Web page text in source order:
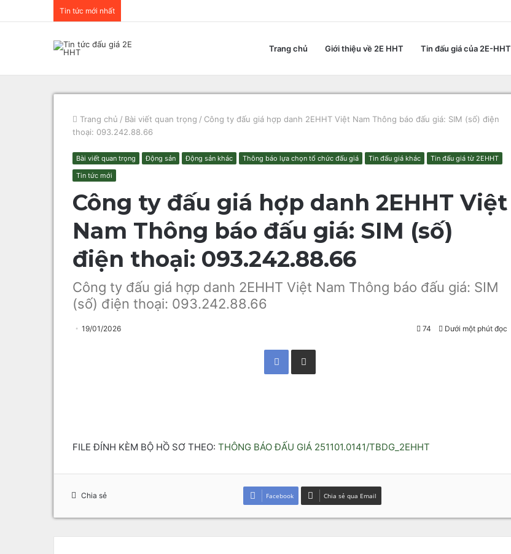
Tin tức mới nhất
Trang chủ Giới thiệu về 2E HHT Tin đấu giá của 2E-HHT
Trang chủ / Bài viết quan trọng / Công ty đấu giá hợp danh 2EHHT Việt Nam Thông báo đấu giá: SIM (số) điện
thoại: 093.242.88.66
Bài viết quan trọng Động sản Động sản khác Thông báo lựa chọn tổ chức đấu giá Tin đấu giá khác
Tin đấu giá từ 2EHHT
Tin tức mới
Công ty đấu giá hợp danh 2EHHT Việt
Nam Thông báo đấu giá: SIM (số)
điện thoại: 093.242.88.66
Công ty đấu giá hợp danh 2EHHT Việt Nam Thông báo đấu giá: SIM
(số) điện thoại: 093.242.88.66
19/01/2026 74 Dưới một phút đọc
Facebook
FILE ĐÍNH KÈM BỘ HỒ SƠ THEO: THÔNG BÁO ĐẤU GIÁ 251101.0141/TBDG_2EHHT
Chia sẻ Facebook Chia sẻ qua Email